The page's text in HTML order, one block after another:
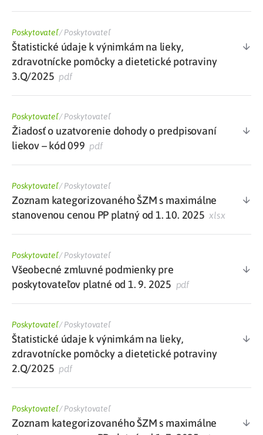
Poskytovateľ/Poskytovateľ
Štatistické údaje k výnimkám na lieky,
zdravotnícke pomôcky a dietetické potraviny
3.Q/2025 pdf
Poskytovateľ/Poskytovateľ
Žiadosť o uzatvorenie dohody o predpisovaní
liekov – kód 099 pdf
Poskytovateľ/Poskytovateľ
Zoznam kategorizovaného ŠZM s maximálne
stanovenou cenou PP platný od 1. 10. 2025 xlsx
Poskytovateľ/Poskytovateľ
Všeobecné zmluvné podmienky pre
poskytovateľov platné od 1. 9. 2025 pdf
Poskytovateľ/Poskytovateľ
Štatistické údaje k výnimkám na lieky,
zdravotnícke pomôcky a dietetické potraviny
2.Q/2025 pdf
Poskytovateľ/Poskytovateľ
Zoznam kategorizovaného ŠZM s maximálne